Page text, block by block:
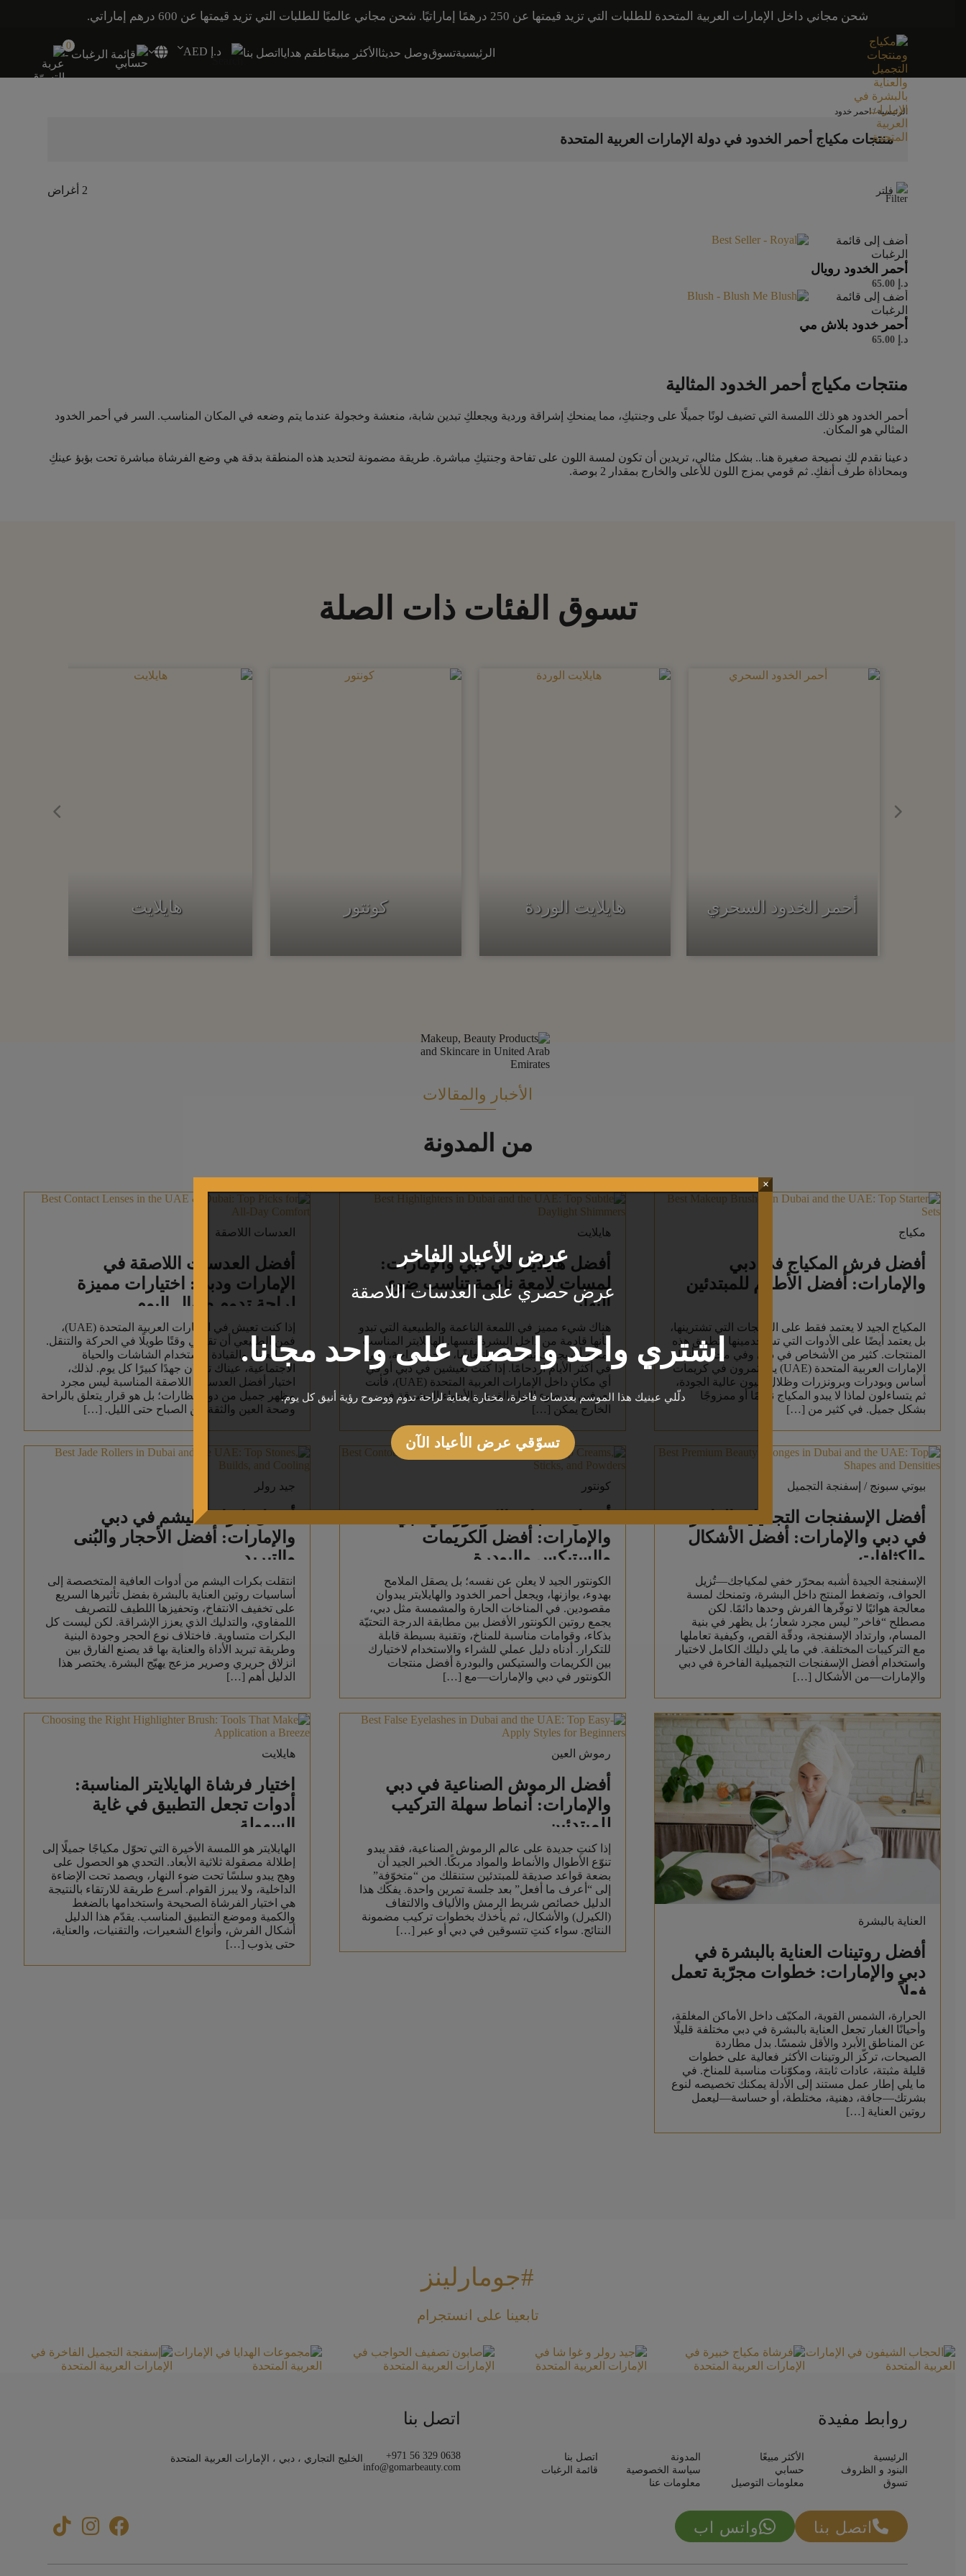
شحن مجاني داخل الإمارات العربية المتحدة للطلبات التي تزيد قيمتها عن 250 درهمًا إماراتيًا. شحن مجاني عالميًا للطلبات التي تزيد قيمتها عن 600 درهم إماراتي.
الرئيسيةتسوقوصل حديثا الأكثر مبيعًاطقم هدايا اتصل بنا د.إ AED قائمة الرغبات -
0
الرئيسية/ احمر خدود
منتجات مكياج أحمر الخدود في دولة الإمارات العربية المتحدة
فلتر 2 أغراض
أضف إلى قائمة
الرغبات
أحمر الخدود رويال
د.إ 65.00
أضف إلى قائمة
الرغبات
أحمر خدود بلاش مي
د.إ 65.00
منتجات مكياج أحمر الخدود المثالية
أحمر الخدود هو ذلك اللمسة التي تضيف لونًا جميلًا على وجنتيكِ، مما يمنحكِ إشراقة وردية ويجعلكِ تبدين شابة، منعشة وخجولة عندما يتم وضعه في المكان المناسب. السر في أحمر الخدود
المثالي هو المكان.
دعينا نقدم لكِ نصيحة صغيرة هنا.. بشكل مثالي، تريدين أن تكون لمسة اللون على تفاحة وجنتيكِ مباشرة. طريقة مضمونة لتحديد هذه المنطقة بدقة هي وضع الفرشاة مباشرة تحت بؤبؤ عينكِ
وبمحاذاة طرف أنفكِ. ثم قومي بمزج اللون للأعلى والخارج بمقدار 2 بوصة.
تسوق الفئات ذات الصلة
أحمر الخدود السحري هايلايت الوردة كونتور هايلايت
الأخبار والمقالات
من المدونة
مكياج
أفضل فرش المكياج في دبي
والإمارات: أفضل الأطقم للمبتدئين
المكياج الجيد لا يعتمد فقط على المنتجات التي تشترينها،
بل يعتمد أيضًا على الأدوات التي تستخدمينها لتطبيق هذه
المنتجات. كثير من الأشخاص في دبي وفي مختلف أنحاء
الإمارات العربية المتحدة (UAE) يستثمرون في كريمات
أساس وبودرات وبرونزرات وظلال عيون عالية الجودة،
ثم يتساءلون لماذا لا يبدو المكياج ناعمًا أو ممزوجًا
بشكل جميل. في كثير من […]
هايلايت
أفضل هايلايتر في دبي والإمارات:
لمسات لامعة ناعمة تناسب ضوء
النهار
هناك شيء مميز في اللمعة الناعمة والطبيعية التي تبدو
كأنها قادمة من داخل البشرة نفسها. الهايلايتر المناسب
يمكنه أن يجعلك تبدين أكثر انتعاشًا، صحةً، وراحة، حتى
في أكثر الأيام ازدحامًا. إذا كنت تعيشين في دبي أو في
أي مكان داخل الإمارات العربية المتحدة (UAE)، فأنت
تعرفين أن ضوء النهار القوي والأجواء المشرقة في
الخارج يمكن […]
العدسات اللاصقة
أفضل العدسات اللاصقة في
الإمارات ودبي: اختيارات مميزة
لراحة تدوم طوال اليوم
إذا كنت تعيش في الإمارات العربية المتحدة (UAE)،
فمن الطبيعي أن تقضي وقتًا طويلًا في الحركة والتنقل.
بين العمل والقيادة واستخدام الشاشات والحياة
الاجتماعية، عيناك تبذلان جهدًا كبيرًا كل يوم. لذلك،
اختيار أفضل العدسات اللاصقة المناسبة ليس مجرد
مظهر جميل من دون نظارات؛ بل هو قرار يتعلق بالراحة
وصحة العين والثقة من الصباح حتى الليل. […]
بيوتي سبونج / إسفنجة التجميل
أفضل الإسفنجات التجميلية الفاخرة
في دبي والإمارات: أفضل الأشكال
والكثافات
الإسفنجة الجيدة أشبه بمحرّر خفي لمكياجك—تُزيل
الحواف، وتضغط المنتج داخل البشرة، وتمنحك لمسة
معالجة هوائيًا لا توفّرها الفرش وحدها دائمًا. لكن
مصطلح “فاخر” ليس مجرد شعار؛ بل يظهر في بنية
المسام، وارتداد الإسفنجة، ودقّة القص، وكيفية تعاملها
مع التركيبات المختلفة. في ما يلي دليلك الكامل لاختيار
واستخدام أفضل الإسفنجات التجميلية الفاخرة في دبي
والإمارات—من الأشكال […]
كونتور
والإمارات: أفضل الكريمات
والستيكس والبودرة
الكونتور الجيد لا يعلن عن نفسه؛ بل يصقل الملامح
بهدوء، يوازنها، ويجعل أحمر الخدود والهايلايتر يبدوان
مقصودين. في المناخات الحارة والمشمسة مثل دبي،
يجمع روتين الكونتور الأفضل بين مطابقة الدرجة التحتيّة
بذكاء، وقوامات مناسبة للمناخ، وتقنية بسيطة قابلة
للتكرار. أدناه دليل عملي للشراء والاستخدام لاختيارك
بين الكريمات والستيكس والبودرة أفضل منتجات
الكونتور في دبي والإمارات—مع […]
جيد رولر
أفضل بكرات اليشم في دبي
والإمارات: أفضل الأحجار والبُنى
والتبريد
انتقلت بكرات اليشم من أدوات العافية المتخصصة إلى
أساسيات روتين العناية بالبشرة بفضل تأثيرها السريع
على تخفيف الانتفاخ، وتحفيزها اللطيف للتصريف
اللمفاوي، والتدليك الذي يعزز الإشراقة. لكن ليست كل
البكرات متساوية. فاختلاف نوع الحجر وجودة البنية
وطريقة تبريد الأداة والعناية بها قد يصنع الفارق بين
انزلاق حريري وصرير مزعج يهيّج البشرة. يختصر هذا
الدليل أهم […]
العناية بالبشرة
أفضل روتينات العناية بالبشرة في
دبي والإمارات: خطوات مجرّبة تعمل
فعلاً
الحرارة، الشمس القوية، المكيّف داخل الأماكن المغلقة،
وأحيانًا الغبار تجعل العناية بالبشرة في دبي مختلفة قليلًا
عن المناطق الأبرد والأقل شمسًا. بدل مطاردة
الصيحات، تركّز الروتينات الأكثر فعالية على خطوات
قليلة مثبتة، عادات ثابتة، ومكوّنات مناسبة للمناخ. في
ما يلي إطار عمل مستند إلى الأدلة يمكنك تخصيصه لنوع
بشرتك—جافة، دهنية، مختلطة، أو حساسة—ليعمل
روتين العناية […]
رموش العين
أفضل الرموش الصناعية في دبي
والإمارات: أنماط سهلة التركيب
للمبتدئين
إذا كنتِ جديدة على عالم الرموش الصناعية، فقد يبدو
تنوّع الأطوال والأنماط والمواد مربكًا. الخبر الجيد أن
بضعة قواعد صديقة للمبتدئين ستنقلك من “متخوّفة”
إلى “أعرف ما أفعل” بعد جلسة تمرين واحدة. يفكّك هذا
الدليل خصائص شريط الرمش والألياف والالتفاف
(الكيرل) والأشكال، ثم يأخذك بخطوات تركيب مضمونة
النتائج. سواء كنتِ تتسوقين في دبي أو عبر […]
هايلايت
اختيار فرشاة الهايلايتر المناسبة:
أدوات تجعل التطبيق في غاية
السهولة
الهايلايتر هو اللمسة الأخيرة التي تحوّل مكياجًا جميلًا إلى
إطلالة مصقولة ثلاثية الأبعاد. التحدي هو الحصول على
وهج يبدو سلسًا تحت ضوء النهار، ويصمد تحت الإضاءة
الداخلية، ولا يبرز القوام. أسرع طريقة للارتقاء بالنتيجة
هي اختيار الفرشاة الصحيحة واستخدامها بالضغط
والكمية وموضع التطبيق المناسب. يقدّم هذا الدليل
أشكال الفرش، وأنواع الشعيرات، والتقنيات، والعناية،
حتى يذوب […]
#جومارلينز
تابعينا على انستجرام
روابط مفيدة
الرئيسية الأكثر مبيعًا المدونة
اتصل بنا
البنود و الظروف
حسابي سياسة الخصوصية
قائمة الرغبات
تسوق
معلومات التوصيل معلومات عنا
اتصل بنا
+971 56 329 0638
info@gomarbeauty.com
الخليج التجاري ، دبي ، الإمارات العربية المتحدة
اتصل بنا واتس اب
عرض الأعياد الفاخر
عرض حصري على العدسات اللاصقة
اشتري واحد واحصل على واحد مجانا.
دلّلي عينيك هذا الموسم بعدسات فاخرة، مختارة بعناية لراحة تدوم ووضوح رؤية أنيق كل يوم.
تسوّقي عرض الأعياد الآن
×